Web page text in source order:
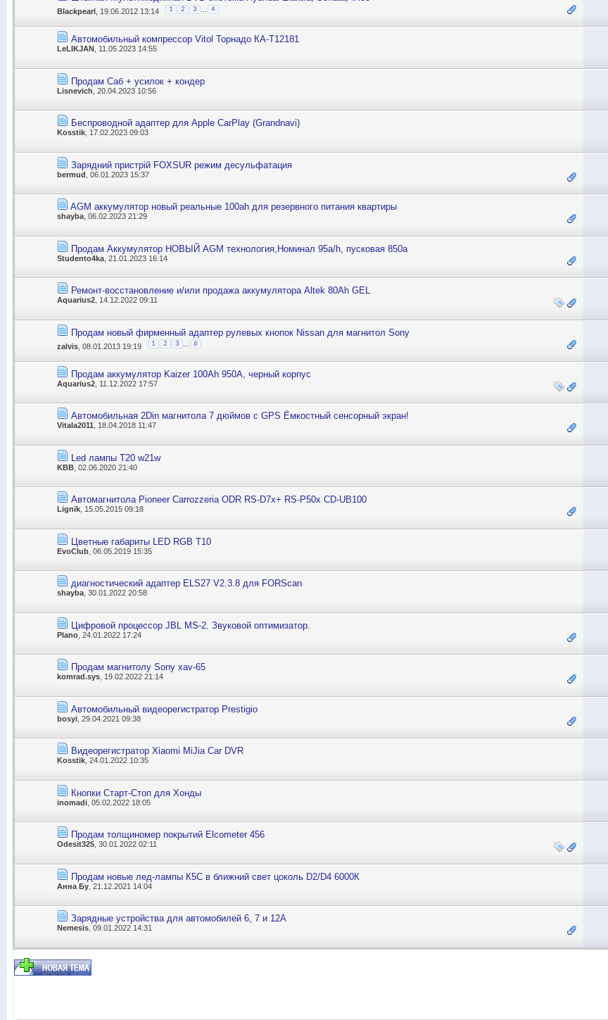
Blackpearl , 19.06.2012 13:14 1 2 3 4
Автомобильный компрессор Vitol Торнадо КА-Т12181
LeLIKJAN , 11.05.2023 14:55
Продам Саб + усилок + кондер
Lisnevich , 20.04.2023 10:56
Беспроводной адаптер для Apple CarPlay (Grandnavi)
Kosstik , 17.02.2023 09:03
Зарядний пристрій FOXSUR режим десульфатация
bermud , 06.01.2023 15:37
AGM аккумулятор новый реальные 100ah для резервного питания квартиры
shayba , 06.02.2023 21:29
Продам Аккумулятор НОВЫЙ AGM технология,Номинал 95a/h, пусковая 850а
Studento4ka , 21.01.2023 16:14
Ремонт-восстановление и/или продажа аккумулятора Altek 80Ah GEL
Aquarius2 , 14.12.2022 09:11
Продам новый фирменный адаптер рулевых кнопок Nissan для магнитол Sony
zalvis , 08.01.2013 19:19 1 2 3 6
Продам аккумулятор Kaizer 100Ah 950A, черный корпус
Aquarius2 , 11.12.2022 17:57
Автомобильная 2Din магнитола 7 дюймов с GPS Ёмкостный сенсорный экран!
Vitala2011, 18.04.2018 11:47
Led лампы T20 w21w
KBB , 02.06.2020 21:40
Автомагнитола Pioneer Carrozzeria ODR RS-D7x+ RS-P50x CD-UB100
Lignik, 15.05.2015 09:18
Цветные габариты LED RGB T10
EvoClub , 06.05.2019 15:35
диагностический адаптер ELS27 V2.3.8 для FORScan
shayba , 30.01.2022 20:58
Цифровой процессор JBL MS-2. Звуковой оптимизатор.
Plano , 24.01.2022 17:24
Продам магнитолу Sony xav-65
komrad.sys , 19.02.2022 21:14
Автомобильный видеорегистратор Prestigio
bosyi , 29.04.2021 09:38
Видеорегистратор Xiaomi MiJia Car DVR
Kosstik , 24.01.2022 10:35
Кнопки Старт-Стоп для Хонды
inomadi , 05.02.2022 18:05
Продам толщиномер покрытий Elcometer 456
Odesit325 , 30.01.2022 02:11
Продам новые лед-лампы К5С в ближний свет цоколь D2/D4 6000К
Анна Бу , 21.12.2021 14:04
Зарядные устройства для автомобилей 6, 7 и 12А
Nemesis , 09.01.2022 14:31